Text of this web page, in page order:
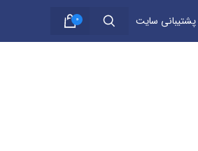
پشتیبانی سایت 0